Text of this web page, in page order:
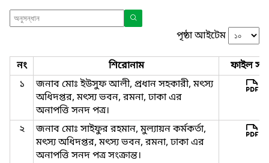
পৃষ্ঠা আইটেম
নং শিরোনাম
ফাইল
১
জনাব মোঃ ইউসুফ আলী, প্রধান সহকারী, মৎস্য
অধিদপ্তর, মৎস্য ভবন, রমনা, ঢাকা এর
অনাপত্তি সনদ পত্র।
২
জনাব মোঃ সাইফুর রহমান, মুল্যায়ন কর্মকর্তা,
মৎস্য অধিদপ্তর, মৎস্য ভবন, রমনা, ঢাকা এর
অনাপত্তি সনদ পত্র সংক্রান্ত।